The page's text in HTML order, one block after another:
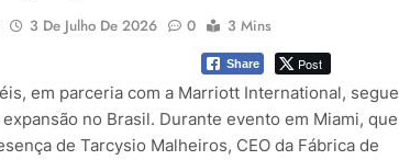
3 De Julho De 2026 0 3 Mins
Share Post
em parceria com a Marriott International, segue
no Brasil. Durante evento em Miami, que
de Tarcysio Malheiros, CEO da Fábrica de